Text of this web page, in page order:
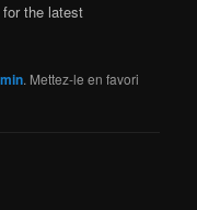
the latest
. Mettez-le en favori